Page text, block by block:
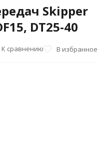
Skipper
DT25-40
К сравнению В избранное